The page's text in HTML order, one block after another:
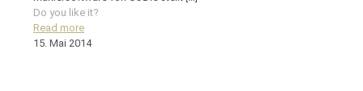
Do you like it?
Read more
15. Mai 2014